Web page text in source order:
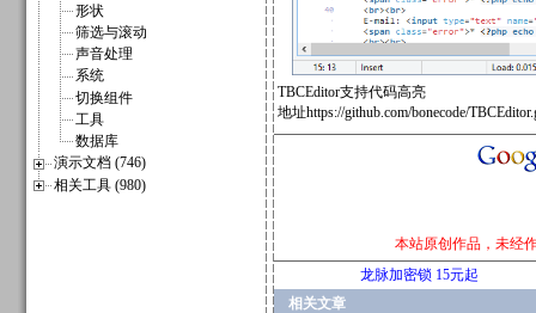
形状
筛选与滚动
声音处理
系统
切换组件
工具
数据库
演示文档 (746)
相关工具 (980)
TBCEditor支持代码高亮
地址https://github.com/bonecode/
本站原创作品，未经
龙脉加密锁 15元起
相关文章